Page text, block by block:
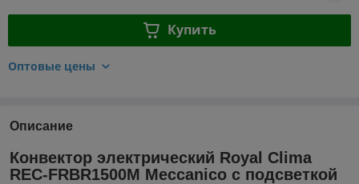
Купить
Оптовые цены
Описание
Конвектор электрический Royal Clima
REC-FRBR1500M Meccanico с подсветкой